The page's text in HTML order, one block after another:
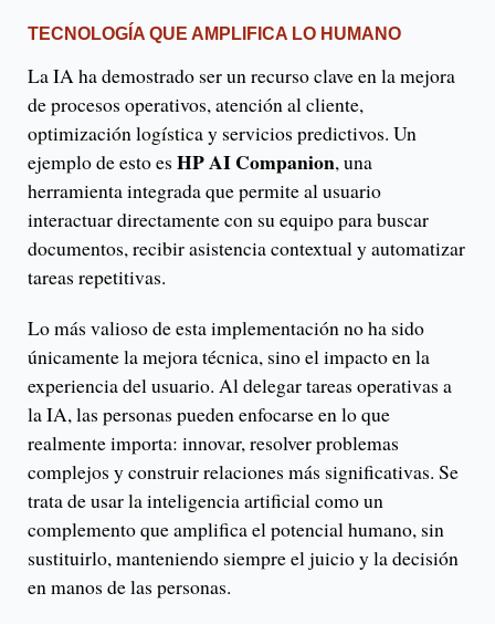
TECNOLOGÍA QUE AMPLIFICA LO HUMANO
La IA ha demostrado ser un recurso clave en la mejora
de procesos operativos, atención al cliente,
optimización logística y servicios predictivos. Un
ejemplo de esto es HP AI Companion, una
herramienta integrada que permite al usuario
interactuar directamente con su equipo para buscar
documentos, recibir asistencia contextual y automatizar
tareas repetitivas.
Lo más valioso de esta implementación no ha sido
únicamente la mejora técnica, sino el impacto en la
experiencia del usuario. Al delegar tareas operativas a
la IA, las personas pueden enfocarse en lo que
realmente importa: innovar, resolver problemas
complejos y construir relaciones más significativas. Se
trata de usar la inteligencia artificial como un
complemento que amplifica el potencial humano, sin
sustituirlo, manteniendo siempre el juicio y la decisión
en manos de las personas.